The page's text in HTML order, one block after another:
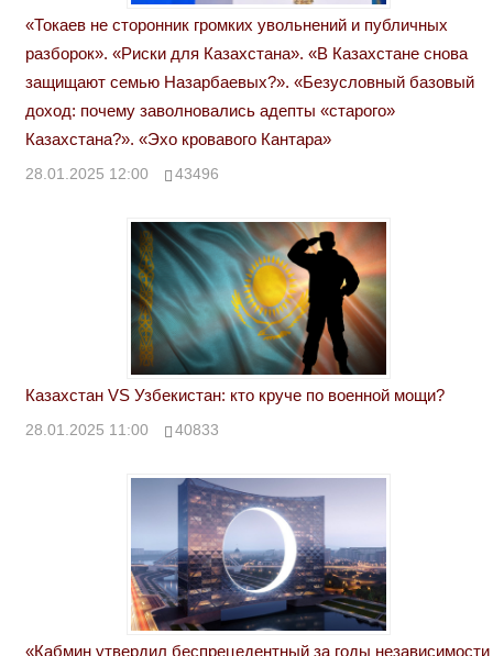
«Токаев не сторонник громких увольнений и публичных
разборок». «Риски для Казахстана». «В Казахстане снова
защищают семью Назарбаевых?». «Безусловный базовый
доход: почему заволновались адепты «старого»
Казахстана?». «Эхо кровавого Кантара»
28.01.2025 12:00 43496
Казахстан VS Узбекистан: кто круче по военной мощи?
28.01.2025 11:00 40833
«Кабмин утвердил беспрецедентный за годы независимости